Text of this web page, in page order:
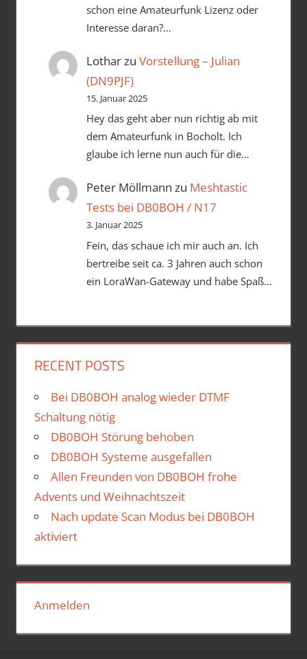
schon eine Amateurfunk Lizenz oder
Interesse daran?…
Lotharzu Vorstellung – Julian
(DN9PJF)
15. Januar 2025
Hey das geht aber nun richtig ab mit
dem Amateurfunk in Bocholt. Ich
glaube ich lerne nun auch für die…
Peter Möllmann zu Meshtastic
Tests bei DB0BOH / N17
3. Januar 2025
Fein, das schaue ich mir auch an. Ich
bertreibe seit ca. 3 Jahren auch schon
ein LoraWan-Gateway und habe Spaß…
RECENT POSTS
Bei DB0BOH analog wieder DTMF
Schaltung nötig
DB0BOH Störung behoben
DB0BOH Systeme ausgefallen
Allen Freunden von DB0BOH frohe
Advents und Weihnachtszeit
Nach update Scan Modus bei DB0BOH
aktiviert
Anmelden